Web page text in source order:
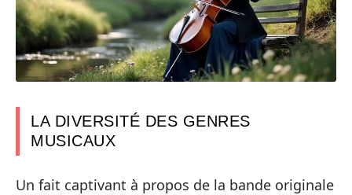
LA DIVERSITÉ DES GENRES
MUSICAUX
Un fait captivant à propos de la bande originale